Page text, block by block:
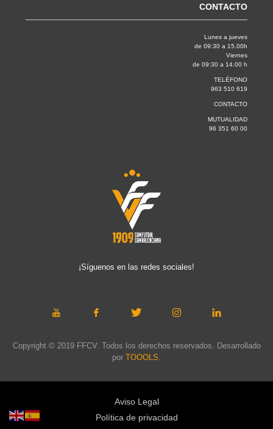
CONTACTO
Lunes a jueves
de 09:30 a 15.00h
Viernes
de 09:30 a 14.00 h
TELÉFONO
963 510 619
CONTACTO
MUTUALIDAD
96 351 60 00
¡Síguenos en las redes sociales!
Copyright © 2019 FFCV. Todos los derechos reservados. Desarrollado
por TOOOLS.
Aviso Legal
Política de privacidad